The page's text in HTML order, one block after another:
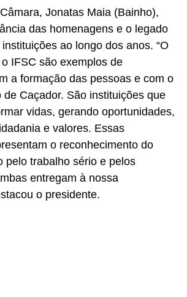
Jonatas Maia (Bainho),
das homenagens e o legado
ao longo dos anos. “O
IFSC são exemplos de
a formação das pessoas e com o
de Caçador. São instituições que
vidas, gerando oportunidades,
e valores. Essas
o reconhecimento do
pelo trabalho sério e pelos
entregam à nossa
o presidente.